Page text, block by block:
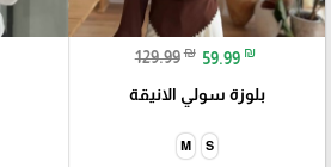
129.99 ₪ 59.99 ₪
بلوزة سولي الانيقة
S
M